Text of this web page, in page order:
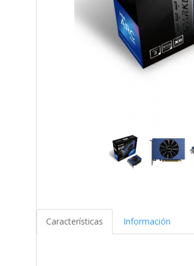
Características Información